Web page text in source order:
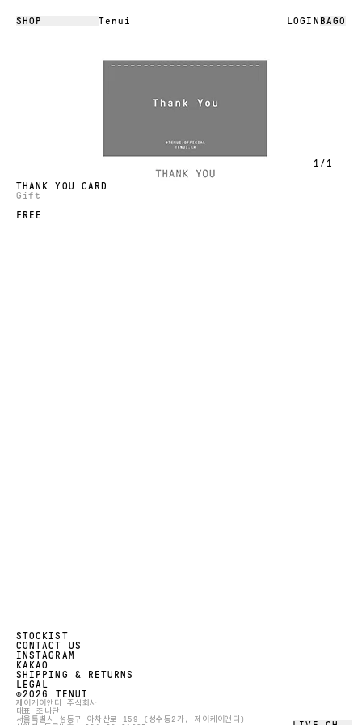
SHOP Tenui LOGIN BAG0
1 / 1
THANK YOU CARD
Gift
FREE
©️2026 TENUI
STOCKIST
CONTACT US
INSTAGRAM
KAKAO
SHIPPING & RETURNS
LEGAL
제이케이앤디 주식회사
대표 조나단
서울특별시 성동구 아차산로 159 (성수동2가, 제이케이앤디)